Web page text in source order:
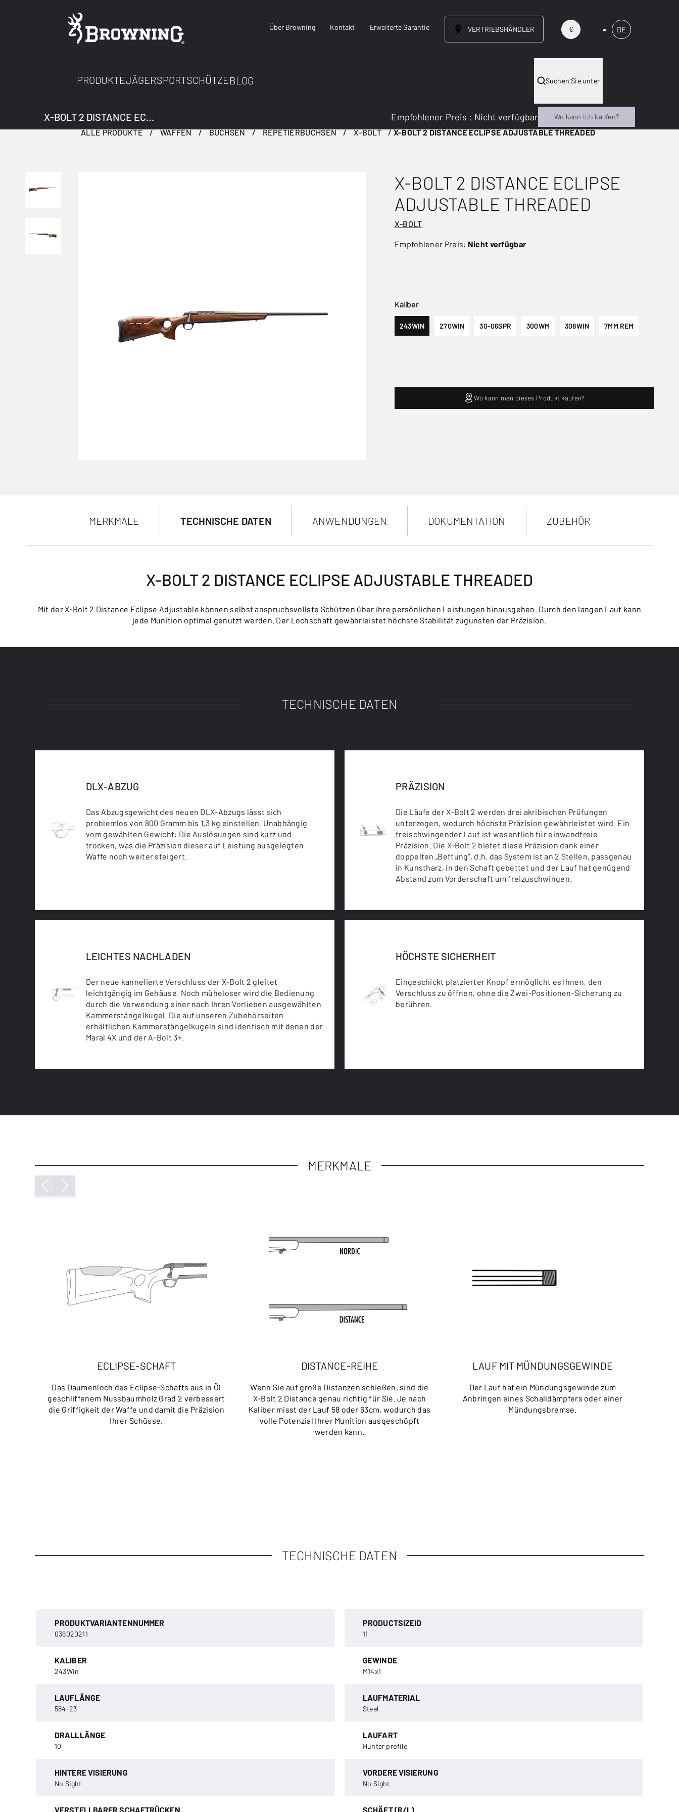
Über Browning Kontakt Erweiterte Garantie VERTRIEBSHÄNDLER € DE
PRODUKTEJÄGERSPORTSCHÜTZEBLOG Suchen Sie unter
ALLE PRODUKTE WAFFEN BÜCHSEN REPETIERBÜCHSEN X-BOLT X-BOLT 2 DISTANCE ECLIPSE ADJUSTABLE THREADED
X-BOLT 2 DISTANCE ECLIPSE
ADJUSTABLE THREADED
X-BOLT
Empfohlener Preis: Nicht verfügbar
Kaliber
243WIN 270WIN 30-06SPR 300WM 308WIN 7MM REM
X-BOLT 2 DISTANCE ECLIPSE ADJUSTABLE THREADED Empfohlener Preis : Nicht verfügbar Wo kann ich kaufen?
Wo kann man dieses Produkt kaufen?
MERKMALE TECHNISCHE DATEN ANWENDUNGEN DOKUMENTATION ZUBEHÖR
X-BOLT 2 DISTANCE ECLIPSE ADJUSTABLE THREADED
Mit der X-Bolt 2 Distance Eclipse Adjustable können selbst anspruchsvollste Schützen über ihre persönlichen Leistungen hinausgehen. Durch den langen Lauf kann
jede Munition optimal genutzt werden. Der Lochschaft gewährleistet höchste Stabilität zugunsten der Präzision.
TECHNISCHE DATEN
DLX-ABZUG
Das Abzugsgewicht des neuen DLX-Abzugs lässt sich
problemlos von 800 Gramm bis 1,3 kg einstellen. Unabhängig
vom gewählten Gewicht: Die Auslösungen sind kurz und
trocken, was die Präzision dieser auf Leistung ausgelegten
Waffe noch weiter steigert.
PRÄZISION
Die Läufe der X-Bolt 2 werden drei akribischen Prüfungen
unterzogen, wodurch höchste Präzision gewährleistet wird. Ein
freischwingender Lauf ist wesentlich für einwandfreie
Präzision. Die X-Bolt 2 bietet diese Präzision dank einer
doppelten „Bettung“, d.h. das System ist an 2 Stellen, passgenau
in Kunstharz, in den Schaft gebettet und der Lauf hat genügend
Abstand zum Vorderschaft um freizuschwingen.
LEICHTES NACHLADEN
Der neue kannelierte Verschluss der X-Bolt 2 gleitet
leichtgängig im Gehäuse. Noch müheloser wird die Bedienung
durch die Verwendung einer nach Ihren Vorlieben ausgewählten
Kammerstängelkugel. Die auf unseren Zubehörseiten
erhältlichen Kammerstängelkugeln sind identisch mit denen der
Maral 4X und der A-Bolt 3+.
HÖCHSTE SICHERHEIT
Eingeschickt platzierter Knopf ermöglicht es Ihnen, den
Verschluss zu öffnen, ohne die Zwei-Positionen-Sicherung zu
berühren.
MERKMALE
ECLIPSE-SCHAFT
Das Daumenloch des Eclipse-Schafts aus in Öl
geschliffenem Nussbaumholz Grad 2 verbessert
die Griffigkeit der Waffe und damit die Präzision
Ihrer Schüsse.
DISTANCE-REIHE
Wenn Sie auf große Distanzen schießen, sind die
X-Bolt 2 Distance genau richtig für Sie. Je nach
Kaliber misst der Lauf 58 oder 63cm, wodurch das
volle Potenzial Ihrer Munition ausgeschöpft
werden kann.
LAUF MIT MÜNDUNGSGEWINDE
Der Lauf hat ein Mündungsgewinde zum
Anbringen eines Schalldämpfers oder einer
Mündungsbremse.
TECHNISCHE DATEN
PRODUKTVARIANTENNUMMER
036020211
PRODUCTSIZEID
11
KALIBER
243Win
GEWINDE
M14x1
LAUFLÄNGE
584-23
LAUFMATERIAL
Steel
DRALLLÄNGE
10
LAUFART
Hunter profile
HINTERE VISIERUNG
No Sight
VORDERE VISIERUNG
No Sight
VERSTELLBARER SCHAFTRÜCKEN SCHÄFT (R/L)